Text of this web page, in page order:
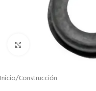
Clic para ampliar
Inicio/Construcción